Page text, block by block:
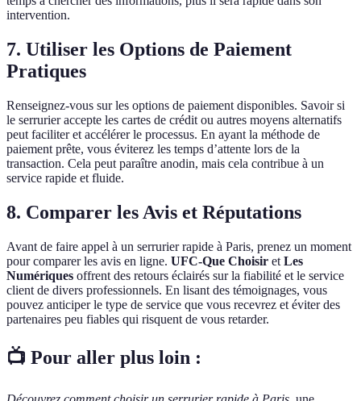
intervention.
7. Utiliser les Options de Paiement
Pratiques
Renseignez-vous sur les options de paiement disponibles. Savoir si
le serrurier accepte les cartes de crédit ou autres moyens alternatifs
peut faciliter et accélérer le processus. En ayant la méthode de
paiement prête, vous éviterez les temps d’attente lors de la
transaction. Cela peut paraître anodin, mais cela contribue à un
service rapide et fluide.
8. Comparer les Avis et Réputations
Avant de faire appel à un serrurier rapide à Paris, prenez un moment
pour comparer les avis en ligne. UFC-Que Choisir et Les
Numériques offrent des retours éclairés sur la fiabilité et le service
client de divers professionnels. En lisant des témoignages, vous
pouvez anticiper le type de service que vous recevrez et éviter des
partenaires peu fiables qui risquent de vous retarder.
📺 Pour aller plus loin :